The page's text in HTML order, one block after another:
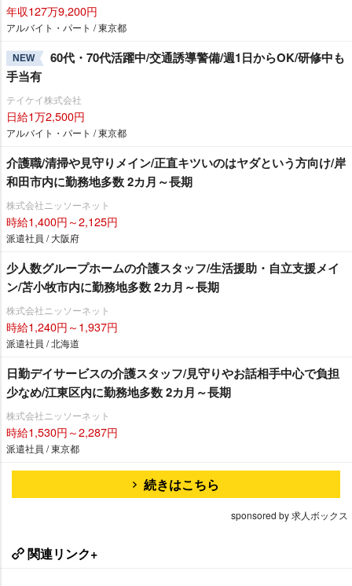
年収127万9,200円
アルバイト・パート / 東京都
NEW
60代・70代活躍中/交通誘導警備/週1日からOK/研修中も
手当有
テイケイ株式会社
日給1万2,500円
アルバイト・パート / 東京都
介護職/清掃や見守りメイン/正直キツいのはヤダという方向け/岸
和田市内に勤務地多数 2カ月～長期
株式会社ニッソーネット
時給1,400円～2,125円
派遣社員 / 大阪府
少人数グループホームの介護スタッフ/生活援助・自立支援メイ
ン/苫小牧市内に勤務地多数 2カ月～長期
株式会社ニッソーネット
時給1,240円～1,937円
派遣社員 / 北海道
日勤デイサービスの介護スタッフ/見守りやお話相手中心で負担
少なめ/江東区内に勤務地多数 2カ月～長期
株式会社ニッソーネット
時給1,530円～2,287円
派遣社員 / 東京都
続きはこちら
sponsored by 求人ボックス
関連リンク+